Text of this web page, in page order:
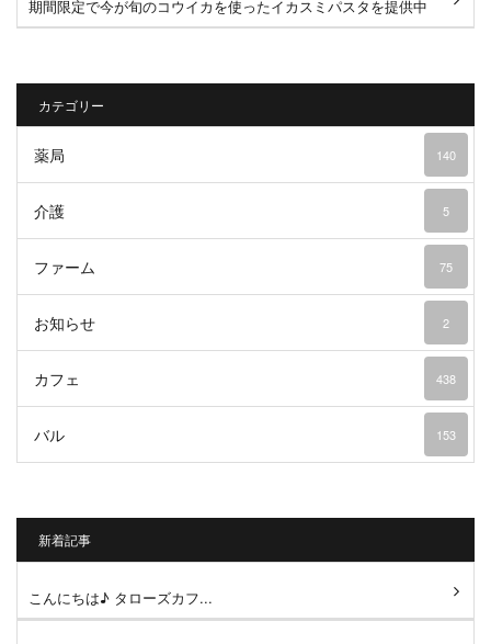
期間限定で今が旬のコウイカを使ったイカスミパスタを提供中
です！たっぷりのコウイカ...
カテゴリー
薬局 140
介護 5
ファーム 75
お知らせ 2
カフェ 438
バル 153
新着記事
こんにちは♪ タローズカフ...